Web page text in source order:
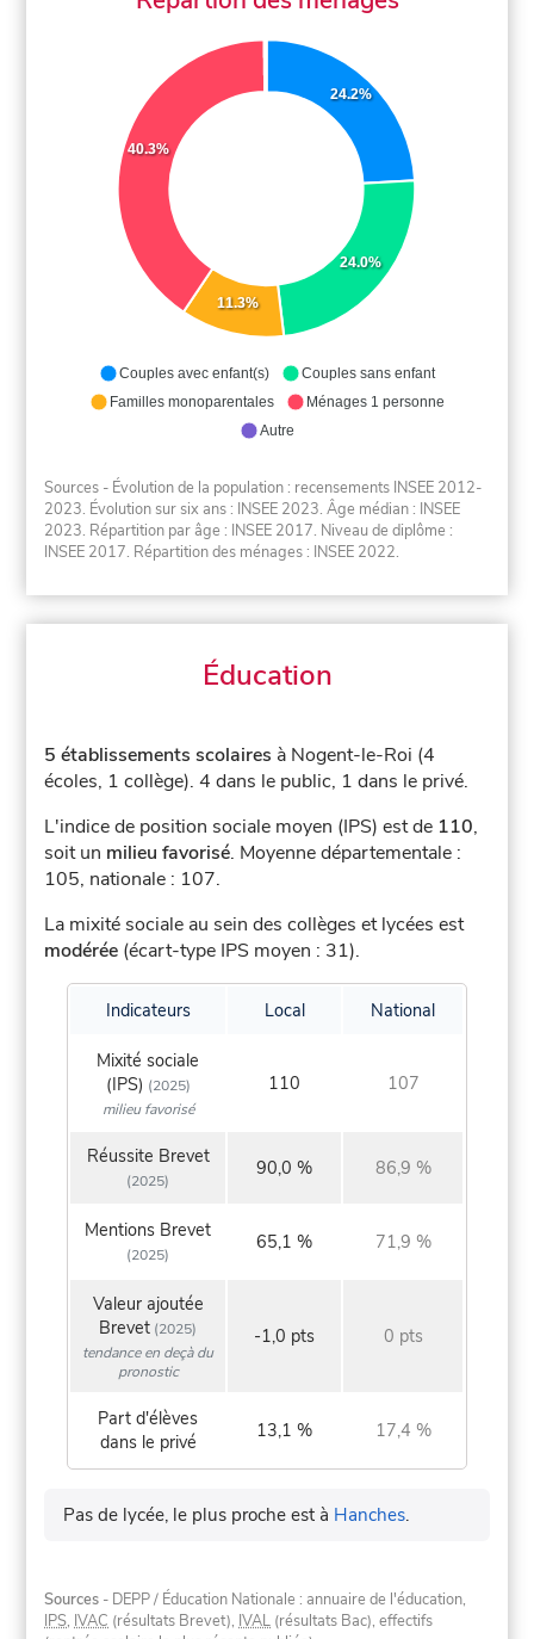
24.2%
24.0%
11.3%
40.3%
Couples avec enfant(s)
Couples sans enfant
Familles monoparentales
Ménages 1 personne
Autre
Sources - Évolution de la population : recensements INSEE 2012-
2023. Évolution sur six ans : INSEE 2023. Âge médian : INSEE
2023. Répartition par âge : INSEE 2017. Niveau de diplôme :
INSEE 2017. Répartition des ménages : INSEE 2022.
Éducation
5 établissements scolaires à Nogent-le-Roi (4
écoles, 1 collège).4 dans le public, 1 dans le privé.
L'indice de position sociale moyen (IPS) est de 110,
soit un milieu favorisé. Moyenne départementale :
105, nationale : 107.
La mixité sociale au sein des collèges et lycées est
modérée (écart-type IPS moyen : 31).
Indicateurs Local National
Mixité sociale
(IPS) (2025)
milieu favorisé
110 107
Réussite Brevet
(2025)
90,0 % 86,9 %
Mentions Brevet
(2025)
65,1 % 71,9 %
Valeur ajoutée
Brevet (2025)
tendance en deçà du
pronostic
-1,0 pts 0 pts
Part d'élèves
dans le privé
13,1 % 17,4 %
Pas de lycée, le plus proche est à Hanches.
Sources - DEPP / Éducation Nationale : annuaire de l'éducation,
IPS, IVAC (résultats Brevet), IVAL (résultats Bac), effectifs